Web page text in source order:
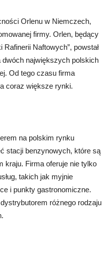
Orlenu w Niemczech,
firmy. Orlen, będący
Rafinerii Naftowych”, powstał
dwóch największych polskich
Od tego czasu firma
coraz większe rynki.
na polskim rynku
stacji benzynowych, które są
kraju. Firma oferuje nie tylko
takich jak myjnie
i punkty gastronomiczne.
różnego rodzaju